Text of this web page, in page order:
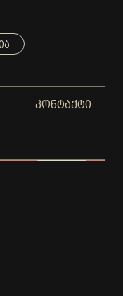
ᲙᲝᲜᲢᲐᲥᲢᲘ